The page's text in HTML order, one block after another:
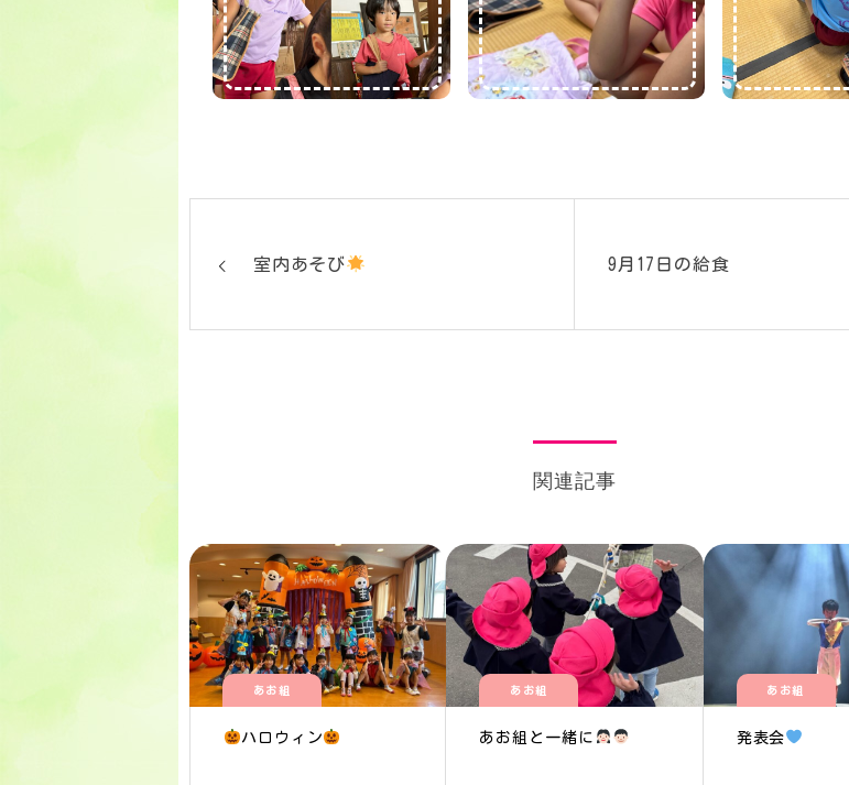
室内あそび 9月17日の給食
関連記事
あお組
ハロウィン
あお組
あお組と一緒に
あお組
発表会